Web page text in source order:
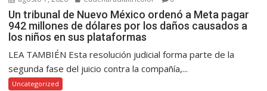
Un tribunal de Nuevo México ordenó a Meta pagar
942 millones de dólares por los daños causados a
los niños en sus plataformas
LEA TAMBIÉN Esta resolución judicial forma parte de la
segunda fase del juicio contra la compañía,...
Uncategorized